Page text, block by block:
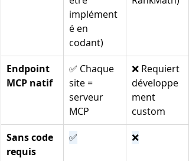
implément
é en
codant)
Endpoint
MCP natif
✅ Chaque
site =
serveur
MCP
❌ Requiert
développe
ment
custom
Sans code
requis
✅ ❌